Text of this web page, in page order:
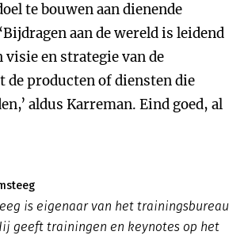
te bouwen aan dienende
aan de wereld is leidend
visie en strategie van de
de producten of diensten die
aldus Karreman. Eind goed, al
is eigenaar van het trainingsbureau
geeft trainingen en keynotes op het